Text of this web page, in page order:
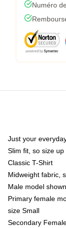
Numéro
Just your
Slim fit, so size
Classic T-Shirt
Midweight fabric,
Male model
Primary female
size Small
Secondary